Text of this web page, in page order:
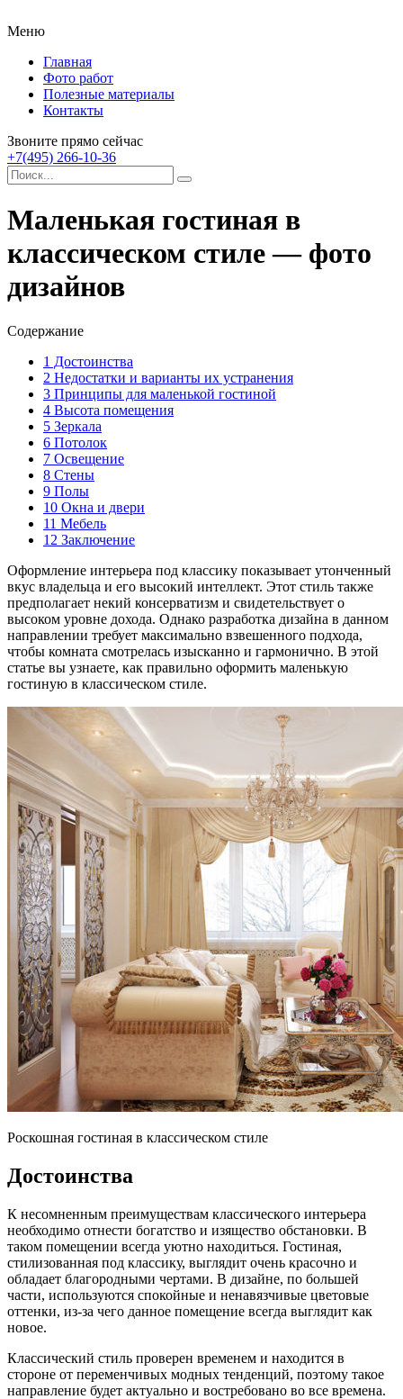
Меню
Главная
Фото работ
Полезные материалы
Контакты
Звоните прямо сейчас
+7(495) 266-10-36
Маленькая гостиная в
классическом стиле — фото
дизайнов
Содержание
1 Достоинства
2 Недостатки и варианты их устранения
3 Принципы для маленькой гостиной
4 Высота помещения
5 Зеркала
6 Потолок
7 Освещение
8 Стены
9 Полы
10 Окна и двери
11 Мебель
12 Заключение
Оформление интерьера под классику показывает утонченный
вкус владельца и его высокий интеллект. Этот стиль также
предполагает некий консерватизм и свидетельствует о
высоком уровне дохода. Однако разработка дизайна в данном
направлении требует максимально взвешенного подхода,
чтобы комната смотрелась изысканно и гармонично. В этой
статье вы узнаете, как правильно оформить маленькую
гостиную в классическом стиле.
Роскошная гостиная в классическом стиле
Достоинства
К несомненным преимуществам классического интерьера
необходимо отнести богатство и изящество обстановки. В
таком помещении всегда уютно находиться. Гостиная,
стилизованная под классику, выглядит очень красочно и
обладает благородными чертами. В дизайне, по большей
части, используются спокойные и ненавязчивые цветовые
оттенки, из-за чего данное помещение всегда выглядит как
новое.
Классический стиль проверен временем и находится в
стороне от переменчивых модных тенденций, поэтому такое
направление будет актуально и востребовано во все времена.